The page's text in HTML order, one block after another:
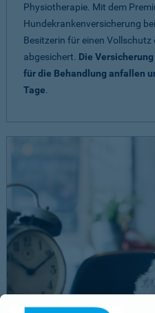
Physiotherapie. Mit dem
Hundekrankenversicherung
Besitzerin für einen
abgesichert. Die
für die Behandlung anfallen
Tage.